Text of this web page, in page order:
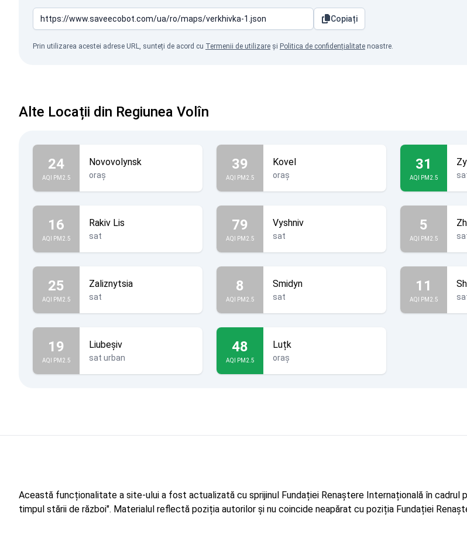
Copiați
Prin utilizarea acestei adrese URL, sunteți de acord cu Termenii de utilizare și Politica de confidențialitate noastre.
Alte Locații din Regiunea Volîn
24
AQI PM2.5
Novovolynsk
oraș
39
AQI PM2.5
Kovel
oraș
31
AQI PM2.5
16
AQI PM2.5
Rakiv Lis
sat
79
AQI PM2.5
Vyshniv
sat
5
AQI PM2.5
25
AQI PM2.5
Zaliznytsia
sat
8
AQI PM2.5
Smidyn
sat
11
AQI PM2.5
19
AQI PM2.5
Liubeșiv
sat urban
48
AQI PM2.5
Luțk
oraș
Această funcționalitate a site-ului a fost actualizată cu sprijinul Fundației Renaștere Internațională în cadrul
timpul stării de război". Materialul reflectă poziția autorilor și nu coincide neapărat cu poziția Fundației